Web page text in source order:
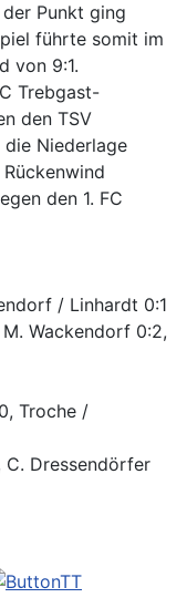
Punkt ging
führte somit im
von 9:1.
Trebgast-
den TSV
Niederlage
den 1. FC
/ Linhardt 0:1
M. Wackendorf 0:2,
Troche /
C. Dressendörfer